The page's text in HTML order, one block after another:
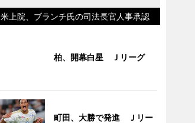
米上院、ブランチ氏の司法長官人事承認
柏、開幕白星 Ｊリーグ
町田、大勝で発進 Ｊリー